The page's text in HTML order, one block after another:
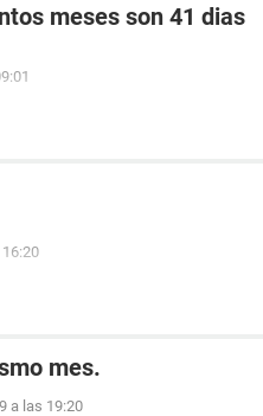
meses son 41 dias
mes.
a las 19:20